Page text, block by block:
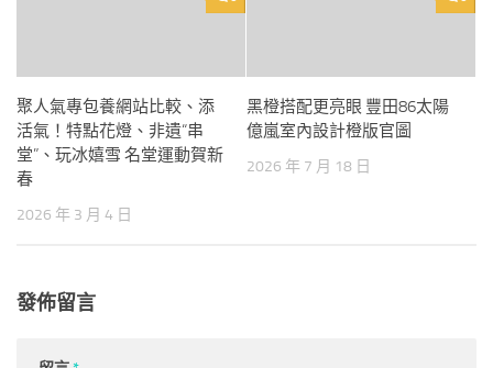
聚人氣專包養網站比較、添
活氣！特點花燈、非遺“串
堂”、玩冰嬉雪 名堂運動賀新
春
2026 年 3 月 4 日
黑橙搭配更亮眼 豐田86太陽
億嵐室內設計橙版官圖
2026 年 7 月 18 日
發佈留言